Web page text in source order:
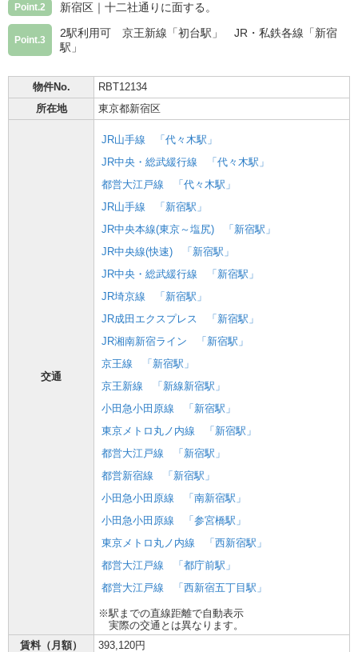
Point.2 新宿区｜十二社通りに面する。
Point.3
2駅利用可 京王新線「初台駅」 JR・私鉄各線「新宿
駅」
物件No.
RBT12134
所在地
東京都新宿区
交通
JR山手線
「代々木駅」
JR中央・総武緩行線
「代々木駅」
都営大江戸線
「代々木駅」
JR山手線
「新宿駅」
JR中央本線(東京～塩尻)
「新宿駅」
JR中央線(快速)
「新宿駅」
JR中央・総武緩行線
「新宿駅」
JR埼京線
「新宿駅」
JR成田エクスプレス
「新宿駅」
JR湘南新宿ライン
「新宿駅」
京王線
「新宿駅」
京王新線
「新線新宿駅」
小田急小田原線
「新宿駅」
東京メトロ丸ノ内線
「新宿駅」
都営大江戸線
「新宿駅」
都営新宿線
「新宿駅」
小田急小田原線
「南新宿駅」
小田急小田原線
「参宮橋駅」
東京メトロ丸ノ内線
「西新宿駅」
都営大江戸線
「都庁前駅」
都営大江戸線
「西新宿五丁目駅」
※駅までの直線距離で自動表示
実際の交通とは異なります。
賃料（月額）
393,120円